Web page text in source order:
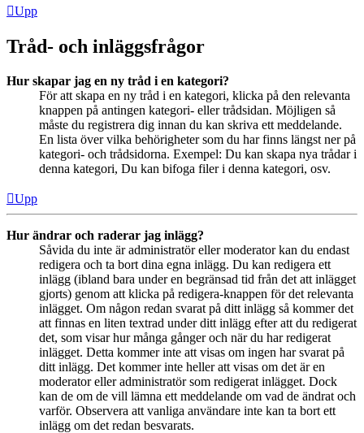
Upp
Tråd- och inläggsfrågor
Hur skapar jag en ny tråd i en kategori?
För att skapa en ny tråd i en kategori, klicka på den relevanta
knappen på antingen kategori- eller trådsidan. Möjligen så
måste du registrera dig innan du kan skriva ett meddelande.
En lista över vilka behörigheter som du har finns längst ner på
kategori- och trådsidorna. Exempel: Du kan skapa nya trådar i
denna kategori, Du kan bifoga filer i denna kategori, osv.
Upp
Hur ändrar och raderar jag inlägg?
Såvida du inte är administratör eller moderator kan du endast
redigera och ta bort dina egna inlägg. Du kan redigera ett
inlägg (ibland bara under en begränsad tid från det att inlägget
gjorts) genom att klicka på redigera-knappen för det relevanta
inlägget. Om någon redan svarat på ditt inlägg så kommer det
att finnas en liten textrad under ditt inlägg efter att du redigerat
det, som visar hur många gånger och när du har redigerat
inlägget. Detta kommer inte att visas om ingen har svarat på
ditt inlägg. Det kommer inte heller att visas om det är en
moderator eller administratör som redigerat inlägget. Dock
kan de om de vill lämna ett meddelande om vad de ändrat och
varför. Observera att vanliga användare inte kan ta bort ett
inlägg om det redan besvarats.